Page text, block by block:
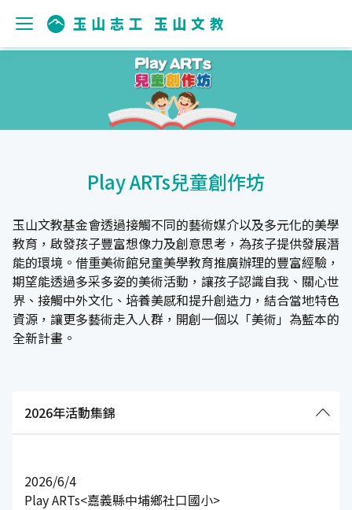
Play ARTs兒童創作坊
玉山文教基金會透過接觸不同的藝術媒介以及多元化的美學
教育，啟發孩子豐富想像力及創意思考，為孩子提供發展潛
能的環境。借重美術館兒童美學教育推廣辦理的豐富經驗，
期望能透過多采多姿的美術活動，讓孩子認識自我、關心世
界、接觸中外文化、培養美感和提升創造力，結合當地特色
資源，讓更多藝術走入人群，開創一個以「美術」為藍本的
全新計畫。
2026年活動集錦
2026/6/4
Play ARTs<嘉義縣中埔鄉社口國小>